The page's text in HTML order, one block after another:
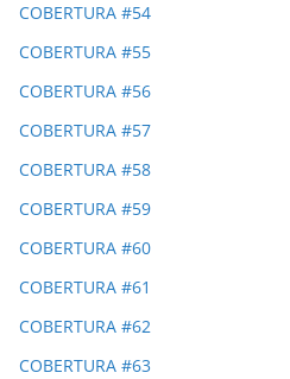
COBERTURA #54
COBERTURA #55
COBERTURA #56
COBERTURA #57
COBERTURA #58
COBERTURA #59
COBERTURA #60
COBERTURA #61
COBERTURA #62
COBERTURA #63